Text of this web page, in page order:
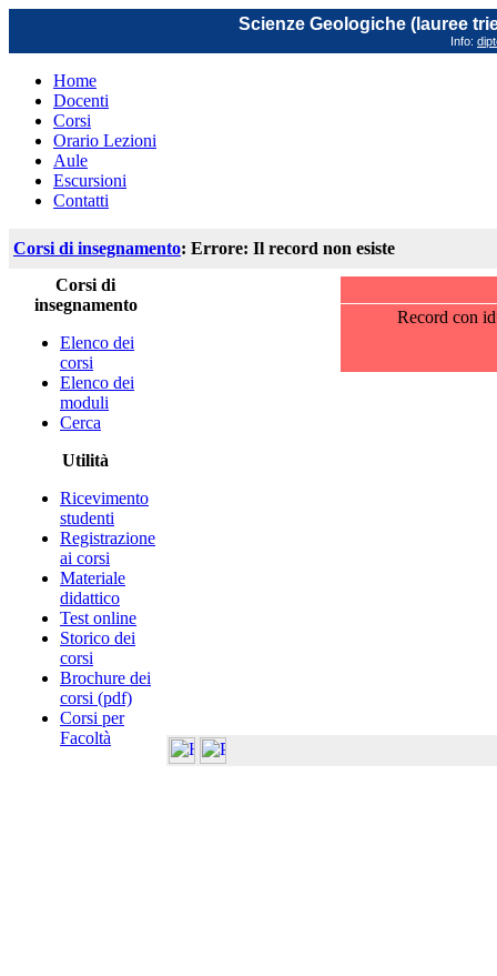
Scienze Geologiche (lauree
Info:
Home
Docenti
Corsi
Orario Lezioni
Aule
Escursioni
Contatti
Corsi di insegnamento: Errore: Il record non esiste
Corsi di
insegnamento
Elenco dei
corsi
Elenco dei
moduli
Cerca
Utilità
Ricevimento
studenti
Registrazione
ai corsi
Materiale
didattico
Test online
Storico dei
corsi
Brochure dei
corsi (pdf)
Corsi per
Facoltà
Record con